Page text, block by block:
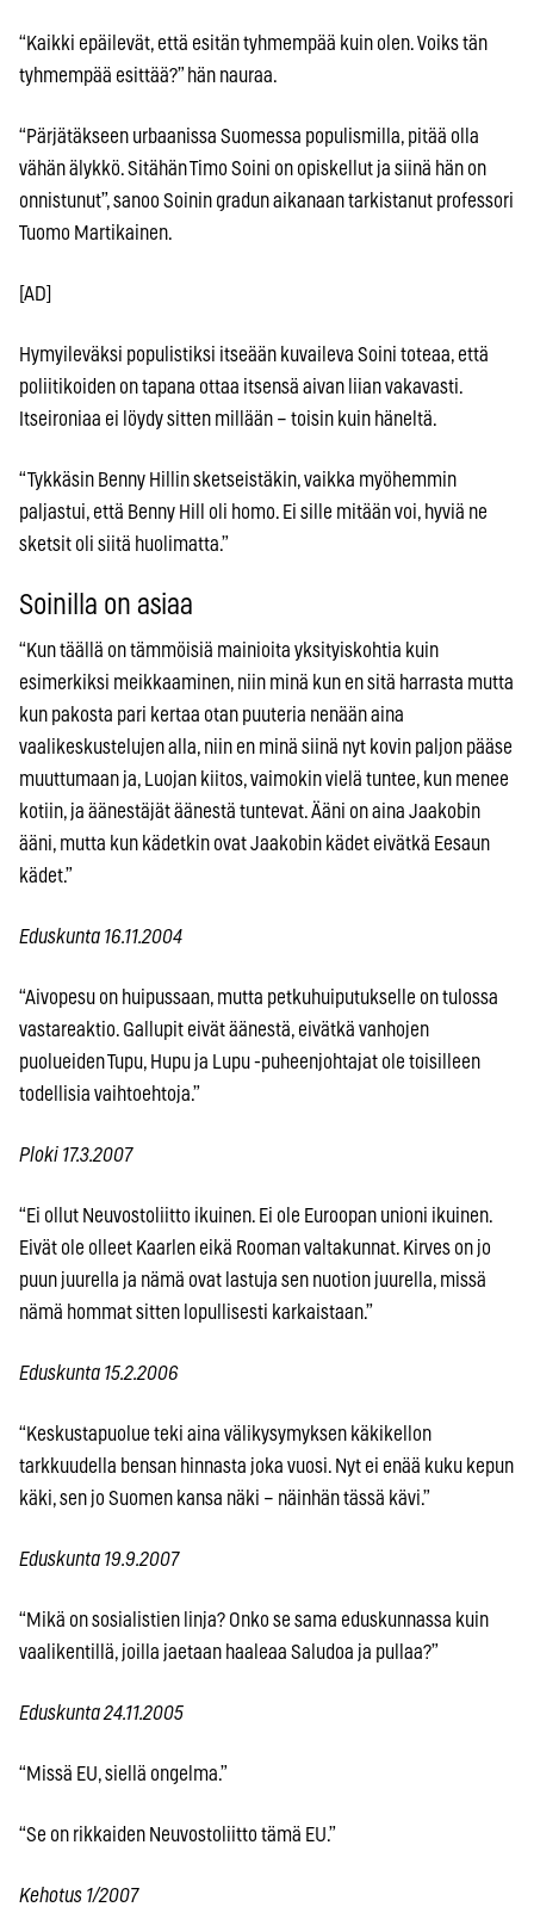
“Kaikki epäilevät, että esitän tyhmempää kuin olen. Voiks tän
tyhmempää esittää?” hän nauraa.
“Pärjätäkseen urbaanissa Suomessa populismilla, pitää olla
vähän älykkö. Sitähän Timo Soini on opiskellut ja siinä hän on
onnistunut”, sanoo Soinin gradun aikanaan tarkistanut professori
Tuomo Martikainen.
[AD]
Hymyileväksi populistiksi itseään kuvaileva Soini toteaa, että
poliitikoiden on tapana ottaa itsensä aivan liian vakavasti.
Itseironiaa ei löydy sitten millään – toisin kuin häneltä.
“Tykkäsin Benny Hillin sketseistäkin, vaikka myöhemmin
paljastui, että Benny Hill oli homo. Ei sille mitään voi, hyviä ne
sketsit oli siitä huolimatta.”
Soinilla on asiaa
“Kun täällä on tämmöisiä mainioita yksityiskohtia kuin
esimerkiksi meikkaaminen, niin minä kun en sitä harrasta mutta
kun pakosta pari kertaa otan puuteria nenään aina
vaalikeskustelujen alla, niin en minä siinä nyt kovin paljon pääse
muuttumaan ja, Luojan kiitos, vaimokin vielä tuntee, kun menee
kotiin, ja äänestäjät äänestä tuntevat. Ääni on aina Jaakobin
ääni, mutta kun kädetkin ovat Jaakobin kädet eivätkä Eesaun
kädet.”
Eduskunta 16.11.2004
“Aivopesu on huipussaan, mutta petkuhuiputukselle on tulossa
vastareaktio. Gallupit eivät äänestä, eivätkä vanhojen
puolueiden Tupu, Hupu ja Lupu -puheenjohtajat ole toisilleen
todellisia vaihtoehtoja.”
Ploki 17.3.2007
“Ei ollut Neuvostoliitto ikuinen. Ei ole Euroopan unioni ikuinen.
Eivät ole olleet Kaarlen eikä Rooman valtakunnat. Kirves on jo
puun juurella ja nämä ovat lastuja sen nuotion juurella, missä
nämä hommat sitten lopullisesti karkaistaan.”
Eduskunta 15.2.2006
“Keskustapuolue teki aina välikysymyksen käkikellon
tarkkuudella bensan hinnasta joka vuosi. Nyt ei enää kuku kepun
käki, sen jo Suomen kansa näki – näinhän tässä kävi.”
Eduskunta 19.9.2007
“Mikä on sosialistien linja? Onko se sama eduskunnassa kuin
vaalikentillä, joilla jaetaan haaleaa Saludoa ja pullaa?”
Eduskunta 24.11.2005
“Missä EU, siellä ongelma.”
“Se on rikkaiden Neuvostoliitto tämä EU.”
Kehotus 1/2007